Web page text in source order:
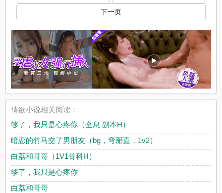
下一页
情欲小说相关阅读：
够了，我只是心疼你（全息 副本H）
暗恋的竹马交了男朋友（bg，弯掰直，1v2）
白荔和哥哥（1V1骨科H）
够了，我只是心疼你
白荔和哥哥